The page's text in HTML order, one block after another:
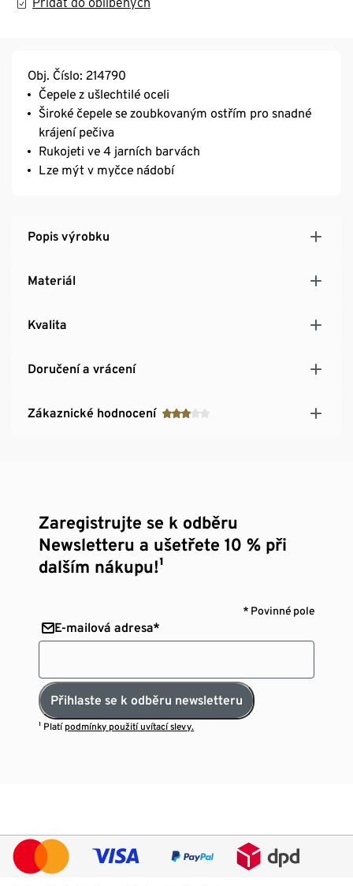
Obj. Číslo: 214790
Čepele z ušlechtilé oceli
Široké čepele se zoubkovaným ostřím pro snadné
krájení pečiva
Rukojeti ve 4 jarních barvách
Lze mýt v myčce nádobí
Popis výrobku
Materiál
Kvalita
Doručení a vrácení
Zákaznické hodnocení
Zaregistrujte se k odběru
Newsletteru a ušetřete 10 % při
dalším nákupu!¹
* Povinné pole
E-mailová adresa*
Přihlaste se k odběru newsletteru
¹ Platí podmínky použití uvítací slevy.